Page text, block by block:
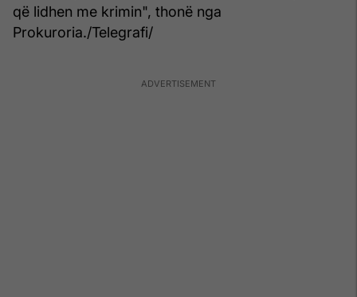
që lidhen me krimin", thonë nga
Prokuroria./Telegrafi/